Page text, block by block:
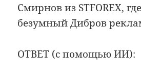
Смирнов из STFOREX,
безумный Дибров
ОТВЕТ (с помощью ИИ):